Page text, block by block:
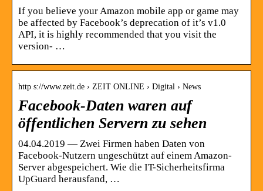
If you believe your Amazon mobile app or game may
be affected by Facebook’s deprecation of it’s v1.0
API, it is highly recommended that you visit the
version- …
http s://www.zeit.de › ZEIT ONLINE › Digital › News
Facebook-Daten waren auf
öffentlichen Servern zu sehen
04.04.2019 — Zwei Firmen haben Daten von
Facebook-Nutzern ungeschützt auf einem Amazon-
Server abgespeichert. Wie die IT-Sicherheitsfirma
UpGuard herausfand, …